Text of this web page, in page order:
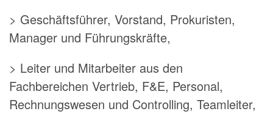
> Geschäftsführer, Vorstand, Prokuristen,
Manager und Führungskräfte,
> Leiter und Mitarbeiter aus den
Fachbereichen Vertrieb, F&E, Personal,
Rechnungswesen und Controlling, Teamleiter,